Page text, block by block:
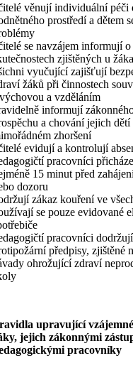
věnují individuální péči
prostředí a dětem
se navzájem informují
zjištěných u žáka
vyučující zajišťují
žáků při činnostech
a vzděláním
informují
a chování jejich dětí
zhoršení
evidují a kontrolují
pracovníci
15 minut před
dozoru
zákaz kouření ve
se pouze evidované
pracovníci
předpisy, zjištěné
ohrožující zdraví
upravující
jejich zákonnými
pracovníky